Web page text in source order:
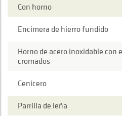
Con horno
Encimera de hierro fundido
Horno de acero inoxidable con
cromados
Cenicero
Parrilla de leña